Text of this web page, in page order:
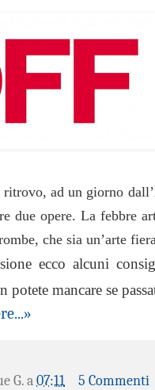
ad un giorno
due opere. La febbre
che sia un’arte
ecco alcuni
potete mancare se
G.a 07:11
5 Commenti